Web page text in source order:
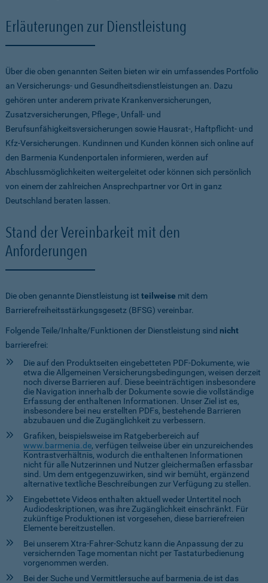
Erläuterungen zur Dienstleistung
Über die oben genannten Seiten bieten wir ein umfassendes Portfolio
an Versicherungs- und Gesundheitsdienstleistungen an. Dazu
gehören unter anderem private Krankenversicherungen,
Zusatzversicherungen, Pflege-, Unfall- und
Berufsunfähigkeitsversicherungen sowie Hausrat-, Haftpflicht- und
Kfz-Versicherungen. Kundinnen und Kunden können sich online auf
den Barmenia Kundenportalen informieren, werden auf
Abschlussmöglichkeiten weitergeleitet oder können sich persönlich
von einem der zahlreichen Ansprechpartner vor Ort in ganz
Deutschland beraten lassen.
Stand der Vereinbarkeit mit den
Anforderungen
Die oben genannte Dienstleistung ist teilweise mit dem
Barrierefreiheitsstärkungsgesetz (BFSG) vereinbar.
Folgende Teile/Inhalte/Funktionen der Dienstleistung sind nicht
barrierefrei:
Die auf den Produktseiten eingebetteten PDF-Dokumente, wie
etwa die Allgemeinen Versicherungsbedingungen, weisen derzeit
noch diverse Barrieren auf. Diese beeinträchtigen insbesondere
die Navigation innerhalb der Dokumente sowie die vollständige
Erfassung der enthaltenen Informationen. Unser Ziel ist es,
insbesondere bei neu erstellten PDFs, bestehende Barrieren
abzubauen und die Zugänglichkeit zu verbessern.
Grafiken, beispielsweise im Ratgeberbereich auf
www.barmenia.de, verfügen teilweise über ein unzureichendes
Kontrastverhältnis, wodurch die enthaltenen Informationen
nicht für alle Nutzerinnen und Nutzer gleichermaßen erfassbar
sind. Um dem entgegenzuwirken, sind wir bemüht, ergänzend
alternative textliche Beschreibungen zur Verfügung zu stellen.
Eingebettete Videos enthalten aktuell weder Untertitel noch
Audiodeskriptionen, was ihre Zugänglichkeit einschränkt. Für
zukünftige Produktionen ist vorgesehen, diese barrierefreien
Elemente bereitzustellen.
Bei unserem Xtra-Fahrer-Schutz kann die Anpassung der zu
versichernden Tage momentan nicht per Tastaturbedienung
vorgenommen werden.
Bei der Suche und Vermittlersuche auf barmenia.de ist das